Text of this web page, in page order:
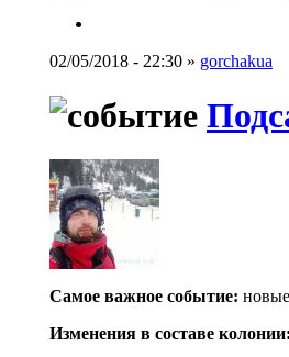
02/05/2018 - 22:30 » gorchakua
Самое важное событие:
Изменения в составе